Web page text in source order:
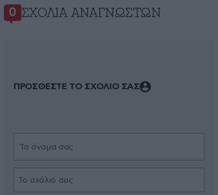
0 ΣΧΌΛΙΑ ΑΝΑΓΝΩΣΤΏΝ
ΠΡΟΣΘΕΣΤΕ ΤΟ ΣΧΟΛΙΟ ΣΑΣ